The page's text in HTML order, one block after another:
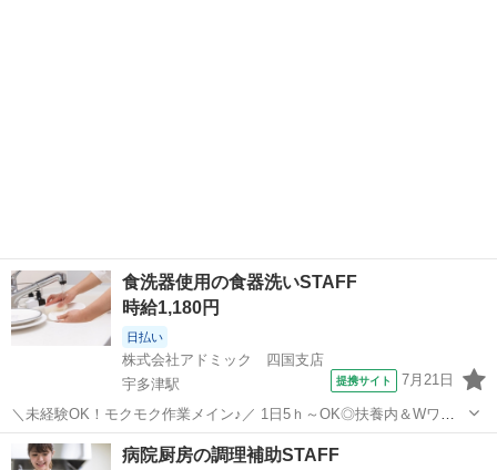
食洗器使用の食器洗いSTAFF
時給1,180円
日払い
株式会社アドミック 四国支店
宇多津駅
提携サイト 7月21日
＼未経験OK！モクモク作業メイン♪／ 1日5ｈ～OK◎扶養内＆Wワー
クも可！ 病院内の厨房で、食器洗浄を中心としたシンプル作業です！
・食器洗浄(全体の約6割) →コンテナに食器を移し、湯洗い後に食洗
香川 丸亀市 宇多津駅 キッチン
病院厨房の調理補助STAFF